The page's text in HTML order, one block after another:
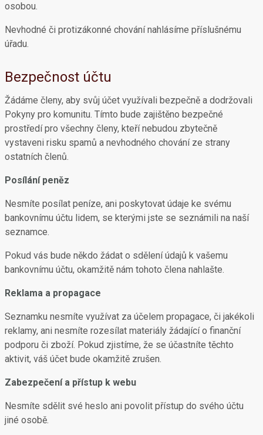
osobou.
Nevhodné či protizákonné chování nahlásíme příslušnému
úřadu.
Bezpečnost účtu
Žádáme členy, aby svůj účet využívali bezpečně a dodržovali
Pokyny pro komunitu. Tímto bude zajištěno bezpečné
prostředí pro všechny členy, kteří nebudou zbytečně
vystaveni risku spamů a nevhodného chování ze strany
ostatních členů.
Posílání peněz
Nesmíte posílat peníze, ani poskytovat údaje ke svému
bankovnímu účtu lidem, se kterými jste se seznámili na naší
seznamce.
Pokud vás bude někdo žádat o sdělení údajů k vašemu
bankovnímu účtu, okamžitě nám tohoto člena nahlašte.
Reklama a propagace
Seznamku nesmíte využívat za účelem propagace, či jakékoli
reklamy, ani nesmíte rozesílat materiály žádající o finanční
podporu či zboží. Pokud zjistíme, že se účastníte těchto
aktivit, váš účet bude okamžitě zrušen.
Zabezpečení a přístup k webu
Nesmíte sdělit své heslo ani povolit přístup do svého účtu
jiné osobě.